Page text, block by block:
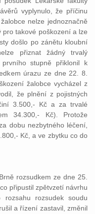
vyplynulo, že příčinu
nelze jednoznačně
takové poškození a lze
došlo po zánětu kloubní
přiznat žádný trvalý
stupně přiklonil k
úrazu ze dne 22. 8.
žalobce vycházel z
že plnění z pojistných
3.500,- Kč a za trvalé
34.300,- Kč). Protože
dobu nezbytného léčení,
Kč, a ve zbytku co do
rozsudkem ze dne 25.
připustil zpětvzetí návrhu
rozsudek soudu
a řízení zastavil, změnil